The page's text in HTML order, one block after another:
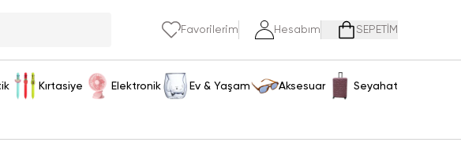
Favorilerim Hesabım SEPETİM
Kırtasiye Elektronik Ev & Yaşam Aksesuar Seyahat